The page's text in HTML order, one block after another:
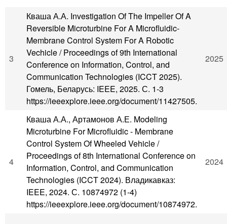
3
Кваша А.А. Investigation Of The Impeller Of A
Reversible Microturbine For A Microfluidic-
Membrane Control System For A Robotic
Vechicle / Proceedings of 9th International
Conference on Information, Control, and
Communication Technologies (ICCT 2025).
Гомель, Беларусь: IEEE, 2025. С. 1-3
https://ieeexplore.ieee.org/document/11427505.
2025
4
Кваша А.А., Артамонов А.Е. Modeling
Microturbine For Microfluidic - Membrane
Control System Of Wheeled Vehicle /
Proceedings of 8th International Conference on
Information, Control, and Communication
Technologies (ICCT 2024). Владикавказ:
IEEE, 2024. С. 10874972 (1-4)
https://ieeexplore.ieee.org/document/10874972.
2024